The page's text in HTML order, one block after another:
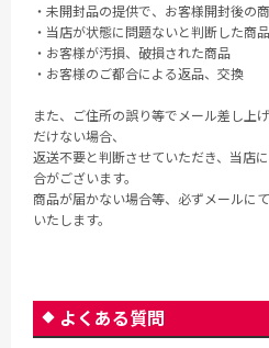
・未開封品の提供で、お客様開封後の
・当店が状態に問題ないと判断した商品
・お客様が汚損、破損された商品
・お客様のご都合による返品、交換
また、ご住所の誤り等でメール差し上
だけない場合、
返送不要と判断させていただき、当店
合がございます。
商品が届かない場合等、必ずメールに
いたします。
よくある質問